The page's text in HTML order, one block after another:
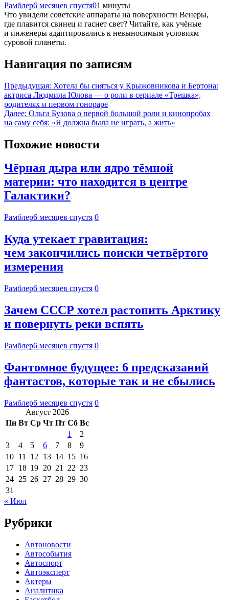
Рамблер6 месяцев спустя01 минуты
Что увидели советские аппараты на поверхности Венеры,
где плавится свинец и гаснет свет? Читайте, как учёные
и инженеры адаптировались к невыносимым условиям
суровой планеты.
Навигация по записям
Предыдущая: Хотела бы сняться у Крыжовникова и Бертона:
актриса Людмила Юлова — о роли в сериале «Трешка»,
родителях и первом гонораре
Далее: Ольга Бузова о первой большой роли и кинопробах
на саму себя: «Я должна была не играть, а жить»
Похожие новости
Чёрная дыра или ядро тёмной
материи: что находится в центре
Галактики?
Рамблер6 месяцев спустя 0
Куда утекает гравитация:
чем закончились поиски четвёртого
измерения
Рамблер6 месяцев спустя 0
Зачем СССР хотел растопить Арктику
и повернуть реки вспять
Рамблер6 месяцев спустя 0
Фантомное будущее: 6 предсказаний
фантастов, которые так и не сбылись
Рамблер6 месяцев спустя 0
Август 2026
Пн Вт Ср Чт Пт Сб Вс
1
2
3
4 5 6 7 8
9
10 11 12 13 14 15 16
17 18 19 20 21 22 23
24 25 26 27 28 29 30
31
« Июл
Рубрики
Автоновости
Автособытия
Автоспорт
Автоэксперт
Актеры
Аналитика